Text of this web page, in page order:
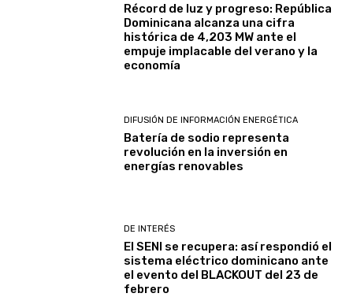
Récord de luz y progreso: República
Dominicana alcanza una cifra
histórica de 4,203 MW ante el
empuje implacable del verano y la
economía
DIFUSIÓN DE INFORMACIÓN ENERGÉTICA
Batería de sodio representa
revolución en la inversión en
energías renovables
DE INTERÉS
El SENI se recupera: así respondió el
sistema eléctrico dominicano ante
el evento del BLACKOUT del 23 de
febrero